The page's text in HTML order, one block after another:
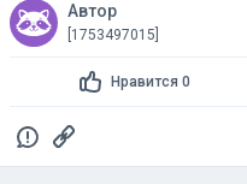
Автор
[1753497015]
Нравится 0